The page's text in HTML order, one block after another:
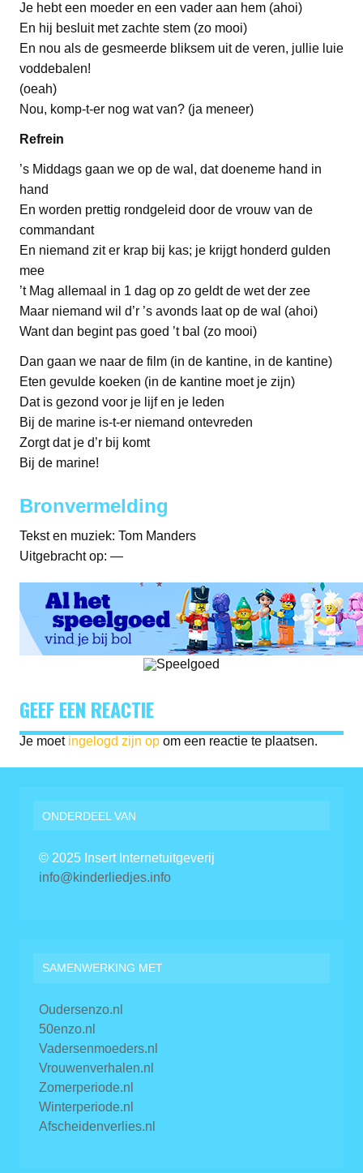
Je hebt een moeder en een vader aan hem (ahoi)
En hij besluit met zachte stem (zo mooi)
En nou als de gesmeerde bliksem uit de veren, jullie luie
voddebalen!
(oeah)
Nou, komp-t-er nog wat van? (ja meneer)
Refrein
’s Middags gaan we op de wal, dat doeneme hand in
hand
En worden prettig rondgeleid door de vrouw van de
commandant
En niemand zit er krap bij kas; je krijgt honderd gulden
mee
’t Mag allemaal in 1 dag op zo geldt de wet der zee
Maar niemand wil d’r ’s avonds laat op de wal (ahoi)
Want dan begint pas goed ’t bal (zo mooi)
Dan gaan we naar de film (in de kantine, in de kantine)
Eten gevulde koeken (in de kantine moet je zijn)
Dat is gezond voor je lijf en je leden
Bij de marine is-t-er niemand ontevreden
Zorgt dat je d’r bij komt
Bij de marine!
Bronvermelding
Tekst en muziek: Tom Manders
Uitgebracht op: —
GEEF EEN REACTIE
Je moet ingelogd zijn op om een reactie te plaatsen.
ONDERDEEL VAN
© 2025 Insert Internetuitgeverij
info@kinderliedjes.info
SAMENWERKING MET
Oudersenzo.nl
50enzo.nl
Vadersenmoeders.nl
Vrouwenverhalen.nl
Zomerperiode.nl
Winterperiode.nl
Afscheidenverlies.nl